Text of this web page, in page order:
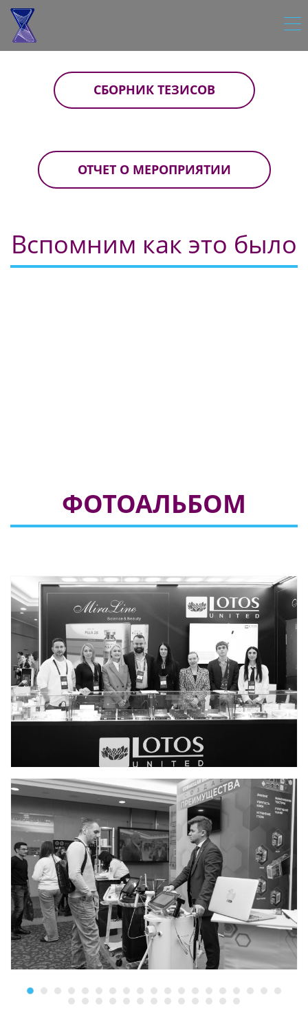
СБОРНИК ТЕЗИСОВ
ОТЧЕТ О МЕРОПРИЯТИИ
Вспомним как это было
ФОТОАЛЬБОМ